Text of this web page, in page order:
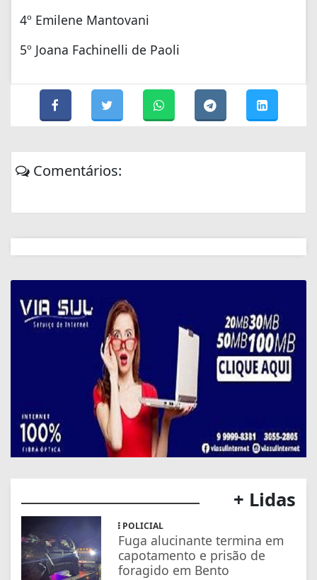
4º Emilene Mantovani
5º Joana Fachinelli de Paoli
Comentários:
+ Lidas
POLICIAL
Fuga alucinante termina em
capotamento e prisão de
foragido em Bento